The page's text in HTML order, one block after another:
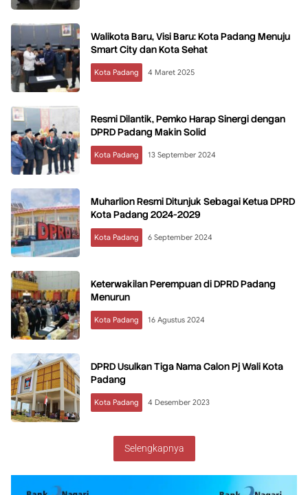
Walikota Baru, Visi Baru: Kota Padang Menuju
Smart City dan Kota Sehat
Kota Padang 4 Maret 2025
Resmi Dilantik, Pemko Harap Sinergi dengan
DPRD Padang Makin Solid
Kota Padang 13 September 2024
Muharlion Resmi Ditunjuk Sebagai Ketua DPRD
Kota Padang 2024-2029
Kota Padang 6 September 2024
Keterwakilan Perempuan di DPRD Padang
Menurun
Kota Padang 16 Agustus 2024
DPRD Usulkan Tiga Nama Calon Pj Wali Kota
Padang
Kota Padang 4 Desember 2023
Selengkapnya